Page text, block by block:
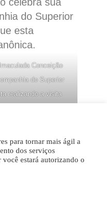
Conceição
do Superior
realizando a visita
para tornar mais ágil a
dos serviços
estará autorizando o